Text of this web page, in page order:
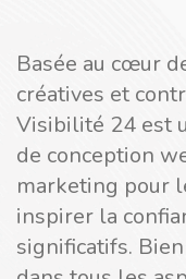
Basée au cœur
créatives et
Visibilité 24 est
de conception
marketing pour
inspirer la
significatifs.